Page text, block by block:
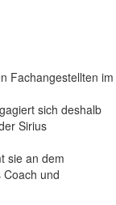
Fachangestellten im
sich deshalb
Sirius
sie an dem
und